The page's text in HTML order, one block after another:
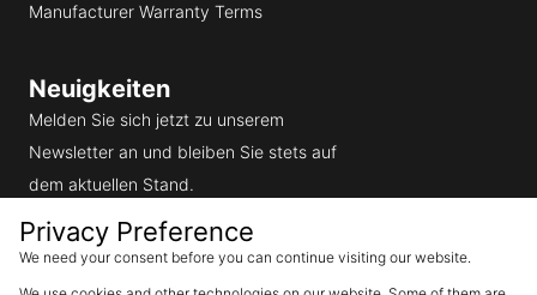
Manufacturer Warranty Terms
Neuigkeiten
Melden Sie sich jetzt zu unserem
Newsletter an und bleiben Sie stets auf
dem aktuellen Stand.
Privacy Preference
We need your consent before you can continue visiting our website.